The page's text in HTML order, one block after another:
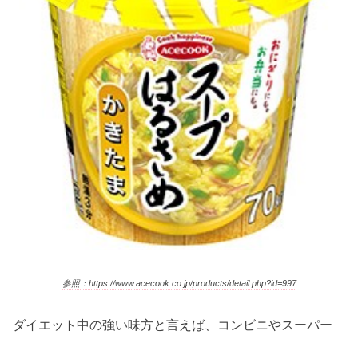
参照：https://www.acecook.co.jp/products/detail.php?id=997
ダイエット中の強い味方と言えば、コンビニやスーパー